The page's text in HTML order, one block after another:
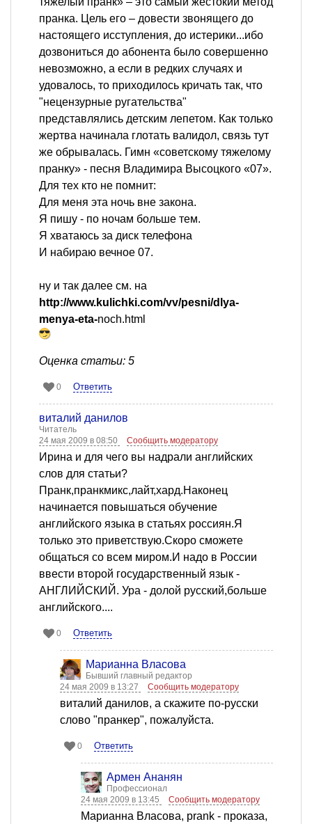
пранка. Цель его – довести звонящего до
настоящего исступления, до истерики...ибо
дозвониться до абонента было совершенно
невозможно, а если в редких случаях и
удовалось, то приходилось кричать так, что
"нецензурные ругательства"
представлялись детским лепетом. Как только
жертва начинала глотать валидол, связь тут
же обрывалась. Гимн «советскому тяжелому
пранку» - песня Владимира Высоцкого «07».
Для тех кто не помнит:
Для меня эта ночь вне закона.
Я пишу - по ночам больше тем.
Я хватаюсь за диск телефона
И набираю вечное 07.
ну и так далее см. на
http://www.kulichki.com/vv/pesni/dlya-
menya-eta-noch.html
Оценка статьи: 5
0 Ответить
виталий данилов
Читатель
24 мая 2009 в 08:50
Сообщить модератору
Ирина и для чего вы надрали английских
слов для статьи?
Пранк,пранкмикс,лайт,хард.Наконец
начинается повышаться обучение
английского языка в статьях россиян.Я
только это приветствую.Скоро сможете
общаться со всем миром.И надо в России
ввести второй государственный язык -
АНГЛИЙСКИЙ. Ура - долой русский,больше
английского....
0 Ответить
Марианна Власова
Бывший главный редактор
24 мая 2009 в 13:27
Сообщить модератору
виталий данилов, а скажите по-русски
слово "пранкер", пожалуйста.
0 Ответить
Армен Ананян
Профессионал
24 мая 2009 в 13:45
Сообщить модератору
Марианна Власова, prank - проказа,